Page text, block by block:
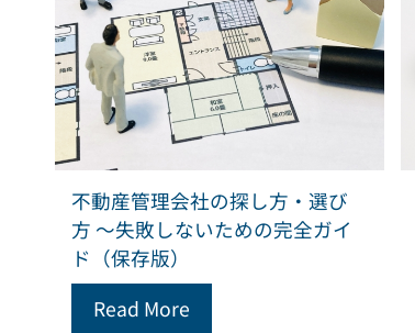
不動産管理会社の探し方・選び
方 ～失敗しないための完全ガイ
ド（保存版）
Read More